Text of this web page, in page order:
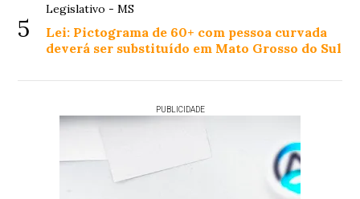
5
Legislativo - MS
Lei: Pictograma de 60+ com pessoa curvada
deverá ser substituído em Mato Grosso do Sul
PUBLICIDADE